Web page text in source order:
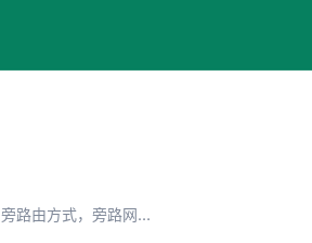
PVE下 openwrt 配置. 旁路由方式，旁路网关方式